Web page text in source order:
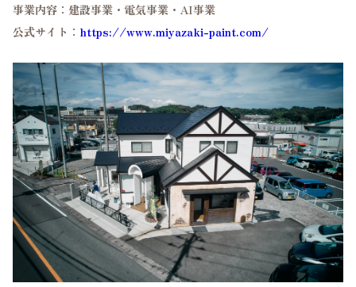
事業内容：建設事業・電気事業・AI事業
公式サイト： https://www.miyazaki-paint.com/